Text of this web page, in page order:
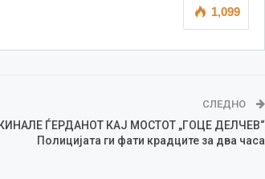
1,099
СЛЕДНО
ЃЕРДАНОТ КАЈ МОСТОТ „ГОЦЕ ДЕЛЧЕВ“
Полицијата ги фати крадците за два часа